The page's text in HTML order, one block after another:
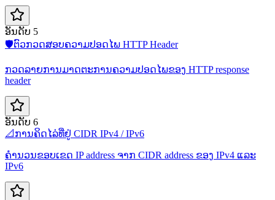
ອັນດັບ 5
🛡️ຕົວກວດສອບຄວາມປອດໄພ HTTP Header
ກວດລາຍການມາດຕະການຄວາມປອດໄພຂອງ HTTP response
header
ອັນດັບ 6
📐 ການຄິດໄລ່ທີ່ຢູ່ CIDR IPv4 / IPv6
ຄຳນວນຂອບເຂດ IP address ຈາກ CIDR address ຂອງ IPv4 ແລະ
IPv6